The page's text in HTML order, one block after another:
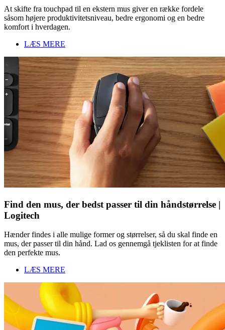
At skifte fra touchpad til en ekstern mus giver en række fordele
såsom højere produktivitetsniveau, bedre ergonomi og en bedre
komfort i hverdagen.
LÆS MERE
Find den mus, der bedst passer til din håndstørrelse |
Logitech
Hænder findes i alle mulige former og størrelser, så du skal finde en
mus, der passer til din hånd. Lad os gennemgå tjeklisten for at finde
den perfekte mus.
LÆS MERE